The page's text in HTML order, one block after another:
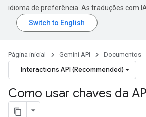
idioma de preferência. As traduções com
Página inicial Gemini API Documentos
Interactions API (Recommended)
Como usar chaves da